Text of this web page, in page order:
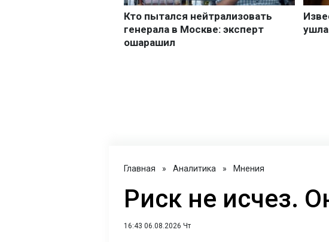
Главная » Аналитика » Мнения
Риск не исчез.
16:43 06.08.2026 Чт